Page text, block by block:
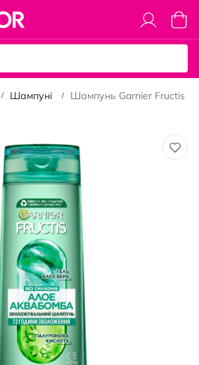
Кошик
Шампуні Шампунь Garnier Fructis